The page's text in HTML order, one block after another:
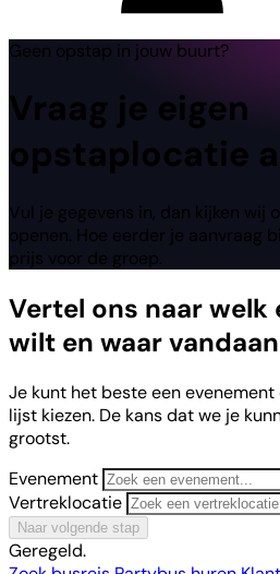
Geen opstap in jouw buurt?
Vraag je eigen
opstaplocatie
Vul je gegevens in, dan kijken wij
openen. Hoe eerder je aanvraag
prijs voor de groep.
Vertel ons naar welk
wilt en waar vandaan
Je kunt het beste een
lijst kiezen. De kans dat we je
grootst.
Evenement
Vertreklocatie
Naar volgende stap
Geregeld.